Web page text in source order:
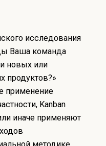
исследования
Ваша команда
новых или
продуктов?»
применение
Kanban
иначе применяют